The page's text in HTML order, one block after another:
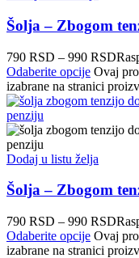
Šolja – Zbogom
790 RSD – 990 RSD
Odaberite opcije Ovaj
izabrane na stranici
Dodaj u listu želja
Šolja – Zbogom
790 RSD – 990 RSD
Odaberite opcije Ovaj
izabrane na stranici